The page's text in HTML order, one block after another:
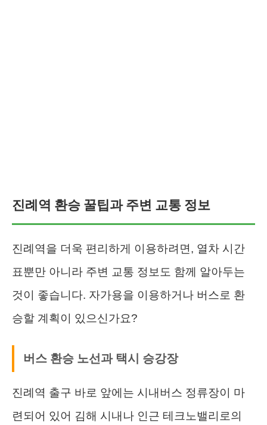
진례역 환승 꿀팁과 주변 교통 정보
진례역을 더욱 편리하게 이용하려면, 열차 시간
표뿐만 아니라 주변 교통 정보도 함께 알아두는
것이 좋습니다. 자가용을 이용하거나 버스로 환
승할 계획이 있으신가요?
버스 환승 노선과 택시 승강장
진례역 출구 바로 앞에는 시내버스 정류장이 마
련되어 있어 김해 시내나 인근 테크노밸리로의